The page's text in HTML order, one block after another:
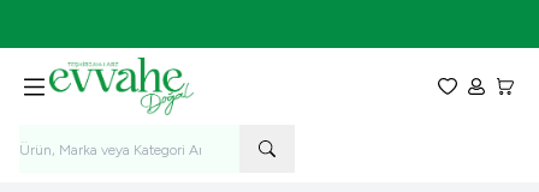
Favorilerim
Hesabım